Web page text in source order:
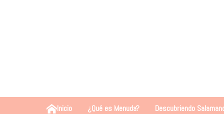
Inicio ¿Qué es Menuda? Descubriendo